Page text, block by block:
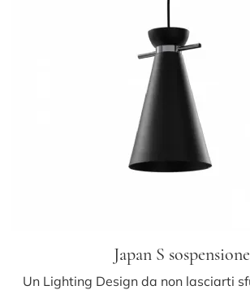
Japan S sospensione